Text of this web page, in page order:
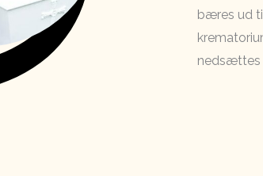
bæres ud
nedsættes